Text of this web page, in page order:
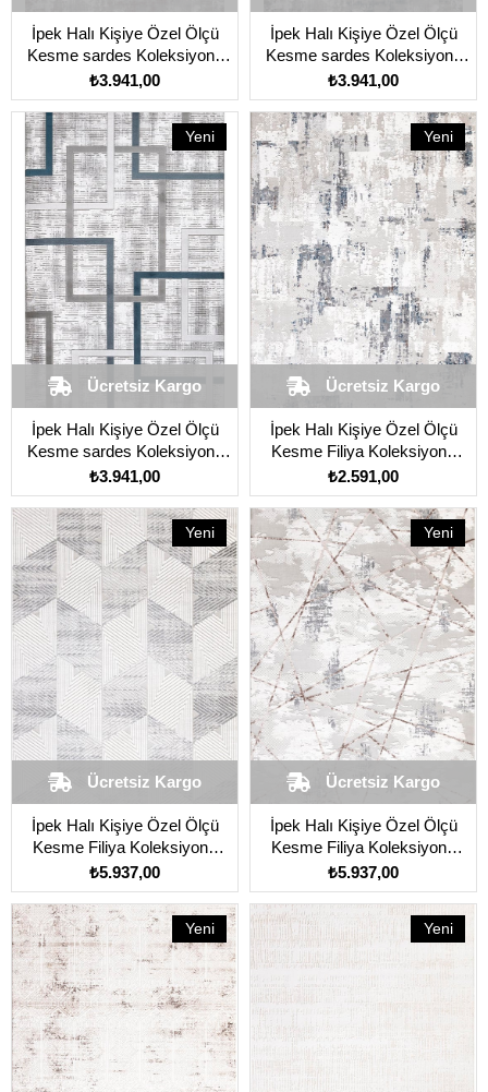
İpek Halı Kişiye Özel Ölçü
Kesme sardes Koleksiyonu
6930A Gri
₺3.941,00
İpek Halı Kişiye Özel Ölçü
Kesme sardes Koleksiyonu
6931A Mavi
₺3.941,00
İpek Halı Kişiye Özel Ölçü
Kesme sardes Koleksiyonu
6935A Gri
₺3.941,00
Ücretsiz Kargo
Yeni
Ürün
İpek Halı Kişiye Özel Ölçü
Kesme Filiya Koleksiyonu
11250 Krem
₺2.591,00
Ücretsiz Kargo
Yeni
Ürün
İpek Halı Kişiye Özel Ölçü
Kesme Filiya Koleksiyonu
11253 Krem
₺5.937,00
Ücretsiz Kargo
Yeni
Ürün
İpek Halı Kişiye Özel Ölçü
Kesme Filiya Koleksiyonu
11254 Krem
₺5.937,00
Ücretsiz Kargo
Yeni
Ürün
Yeni
Ürün
Yeni